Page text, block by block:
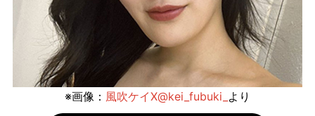
※画像： 風吹ケイX@kei_fubuki_ より